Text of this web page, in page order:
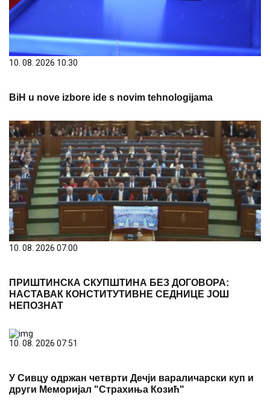
10. 08. 2026 10:30
BiH u nove izbore ide s novim tehnologijama
10. 08. 2026 07:00
ПРИШТИНСКА СКУПШТИНА БЕЗ ДОГОВОРА:
10. 08. 2026 07:51
У Сивцу одржан четврти Дечји вараличарски куп и